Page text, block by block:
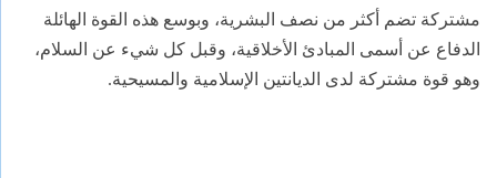
مشتركة تضم أكثر من نصف البشرية، وبوسع هذه القوة الهائلة
الدفاع عن أسمى المبادئ الأخلاقية، وقبل كل شيء عن السلام،
وهو قوة مشتركة لدى الديانتين الإسلامية والمسيحية.